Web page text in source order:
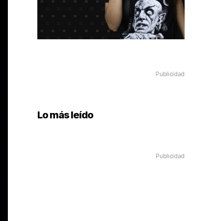
Publicidad
Lo más leído
Publicidad